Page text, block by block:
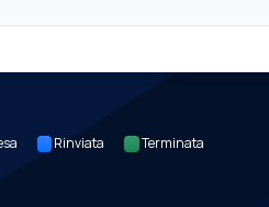
Rinviata Terminata